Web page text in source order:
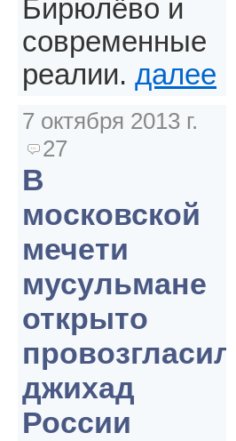
Бирюлёво и
современные
реалии. далее
7 октября 2013 г.
27
В
московской
мечети
мусульмане
открыто
провозгласили
джихад
России